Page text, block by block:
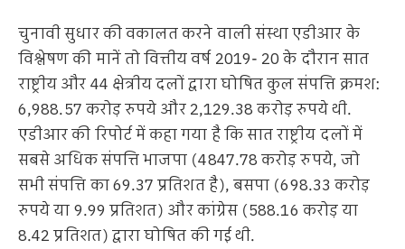
चुनावी सुधार की वकालत करने वाली संस्था एडीआर के
विश्लेषण की मानें तो वित्तीय वर्ष 2019- 20 के दौरान सात
राष्ट्रीय और 44 क्षेत्रीय दलों द्वारा घोषित कुल संपत्ति क्रमश:
6,988.57 करोड़ रुपये और 2,129.38 करोड़ रुपये थी.
एडीआर की रिपोर्ट में कहा गया है कि सात राष्ट्रीय दलों में
सबसे अधिक संपत्ति भाजपा (4847.78 करोड़ रुपये, जो
सभी संपत्ति का 69.37 प्रतिशत है), बसपा (698.33 करोड़
रुपये या 9.99 प्रतिशत) और कांग्रेस (588.16 करोड़ या
8.42 प्रतिशत) द्वारा घोषित की गई थी.